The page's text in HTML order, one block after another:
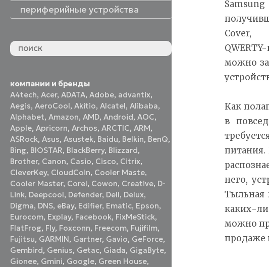
периферийные устройства
компании и бренды
A4tech,Acer,ADATA,Adobe, advantix,
Aegis,AeroCool,Akitio,Alcatel,Alibaba,
Alphabet,Amazon,AMD,Android,AOC,
Apple,Apricorn,Archos,ARCTIC,ARM,
ASRock,Asus,Asustek, Baidu, Belkin, BenQ,
Bing, BIOSTAR, BlackBerry, Blizzard,
Brother, Canon, Casio, Cisco, Citrix,
CleverKey, CloudCoin, Cooler Maste,
Cooler Master, Corel, Cowon, Creative, D-
Link, Deepcool, Defender, Dell, Delux,
Digma, DNS, eBay, Edifier, Ematic, Epson,
Eurocom, Explay, Facebook, FixMeStick,
FlatFrog, Fly, Foxconn, Freecom, Fujifilm,
Fujitsu, GARMIN, Gartner, Gavio, GeForce,
Gembird, Genius, Getac, Giada, GigaByte,
Gionee, Gmini, Google, Green House,
Cover,
можно
Как
в
питания.
него,
Тыльная
каких-
можно
продаже